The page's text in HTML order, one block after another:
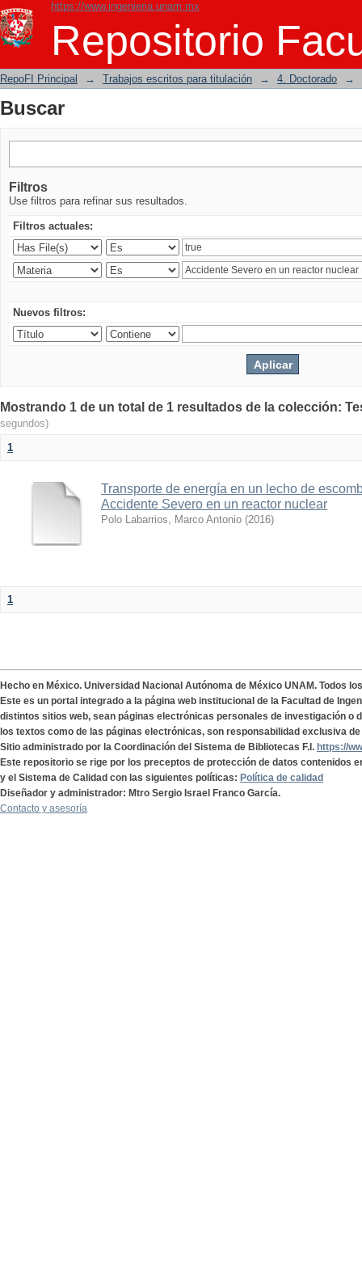
https://www.ingenieria.unam.mx
Repositorio
Buscar
RepoFI Principal → Trabajos escritos para titulación → 4. Doctorado →
Buscar
Filtros
Use filtros para refinar sus resultados.
Filtros actuales:
Nuevos filtros:
Mostrando 1 de un total de 1 resultados de la colección:
segundos)
1
Transporte de energía en un lecho de
Accidente Severo en un reactor nuclear
Polo Labarrios, Marco Antonio (2016)
1
Hecho en México. Universidad Nacional Autónoma de México UNAM. Todos
Este es un portal integrado a la página web institucional de la Facultad de
distintos sitios web, sean páginas electrónicas personales de investigación o
los textos como de las páginas electrónicas, son responsabilidad exclusiva
Sitio administrado por la Coordinación del Sistema de Bibliotecas F.I. https://
Este repositorio se rige por los preceptos de protección de datos contenidos
y el Sistema de Calidad con las siguientes políticas: Política de calidad
Diseñador y administrador: Mtro Sergio Israel Franco García.
Contacto y asesoría